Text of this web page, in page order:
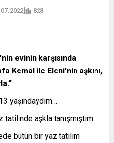
828
evinin karşısında
Kemal ile Eleni’nin aşkını,
yaşındaydım…
aşkla tanışmıştım.
bütün bir yaz tatilim